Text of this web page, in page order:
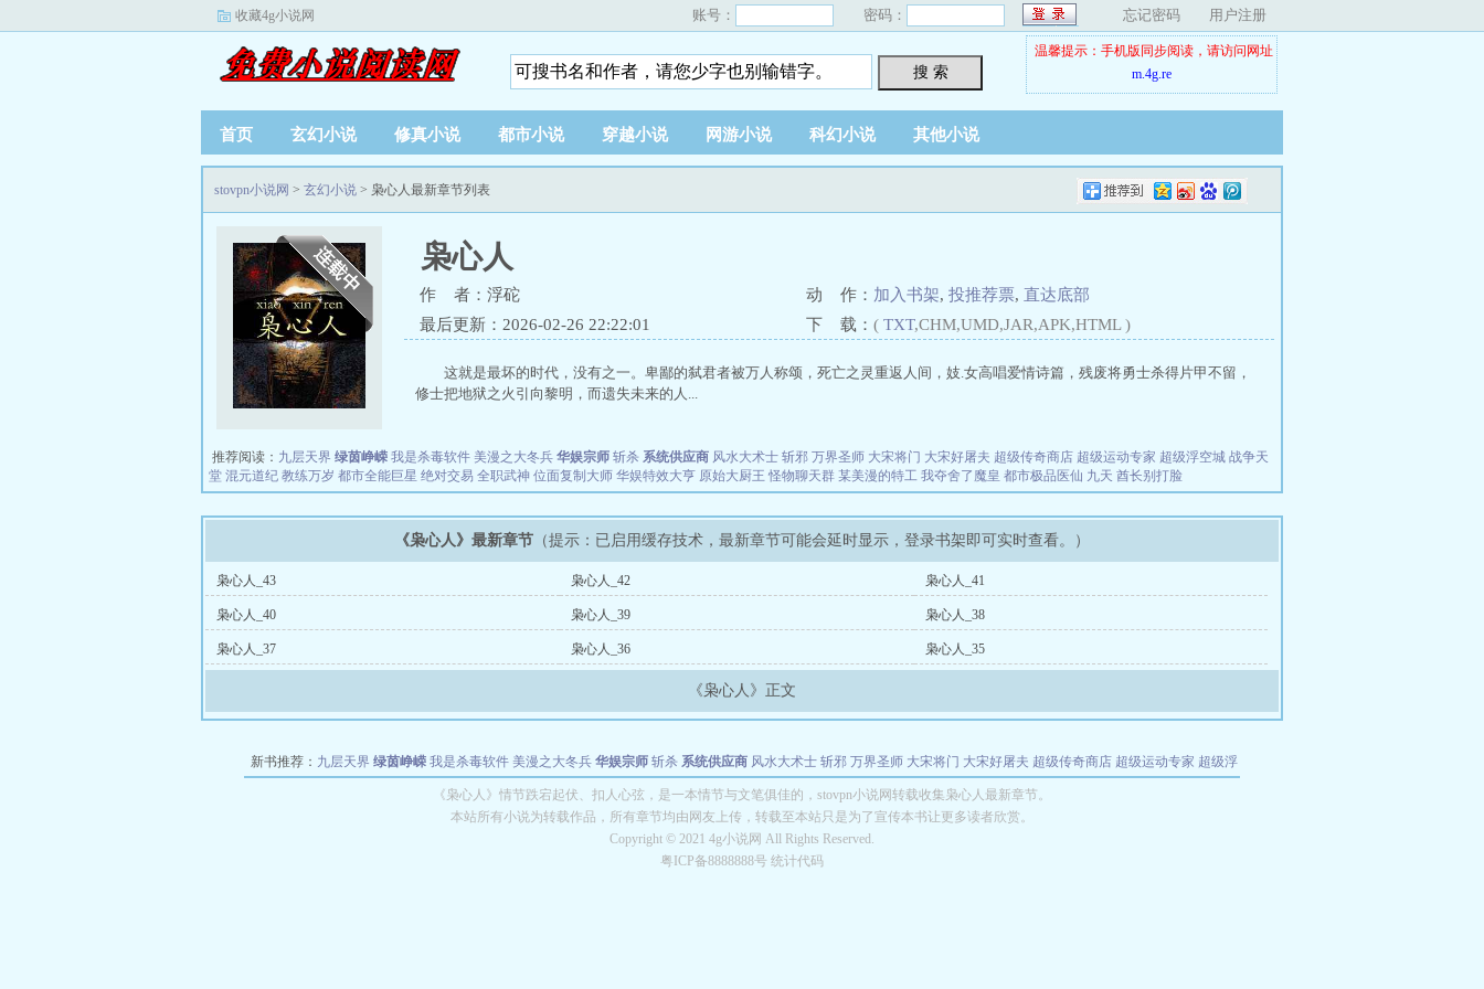
收藏4g小说网 账号： 密码： 忘记密码 用户注册
搜 索
温馨提示：手机版同步阅读，请访问网址
m.4g.re
首页 玄幻小说 修真小说 都市小说 穿越小说 网游小说 科幻小说 其他小说
stovpn小说网 > 玄幻小说 > 枭心人最新章节列表
枭心人
作 者：浮砣 动 作： 加入书架, 投推荐票, 直达底部
最后更新：2026-02-26 22:22:01
下 载： ( TXT,CHM,UMD,JAR,APK,HTML )
这就是最坏的时代，没有之一。卑鄙的弑君者被万人称颂，死亡之灵重返人间，妓.女高唱爱情诗篇，残废将勇士杀得片甲不留，
修士把地狱之火引向黎明，而遗失未来的人...
推荐阅读： 九层天界 绿茵峥嵘 我是杀毒软件 美漫之大冬兵 华娱宗师 斩杀 系统供应商 风水大术士 斩邪 万界圣师 大宋将门 大宋好屠夫 超级传奇商店 超级运动专家 超级浮空城 战争天
堂 混元道纪 教练万岁 都市全能巨星 绝对交易 全职武神 位面复制大师 华娱特效大亨 原始大厨王 怪物聊天群 某美漫的特工 我夺舍了魔皇 都市极品医仙 九天 酋长别打脸
《枭心人》最新章节 （提示：已启用缓存技术，最新章节可能会延时显示，登录书架即可实时查看。）
枭心人_43 枭心人_42 枭心人_41
枭心人_40 枭心人_39 枭心人_38
枭心人_37 枭心人_36 枭心人_35
《枭心人》正文
新书推荐： 九层天界 绿茵峥嵘 我是杀毒软件 美漫之大冬兵 华娱宗师 斩杀 系统供应商 风水大术士 斩邪 万界圣师 大宋将门 大宋好屠夫 超级传奇商店 超级运动专家 超级浮
教练万岁 都市全能巨星 绝对交易 全职武神 位面复制大师 华娱特效大亨 原始大厨王 怪物聊天群 某美漫的特工 我夺舍了魔皇
长别打脸
《枭心人》情节跌宕起伏、扣人心弦，是一本情节与文笔俱佳的，stovpn小说网转载收集枭心人最新章节。
本站所有小说为转载作品，所有章节均由网友上传，转载至本站只是为了宣传本书让更多读者欣赏。
Copyright © 2021 4g小说网 All Rights Reserved.
粤ICP备8888888号 统计代码